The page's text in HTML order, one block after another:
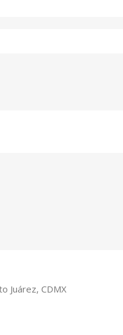
Juárez, CDMX